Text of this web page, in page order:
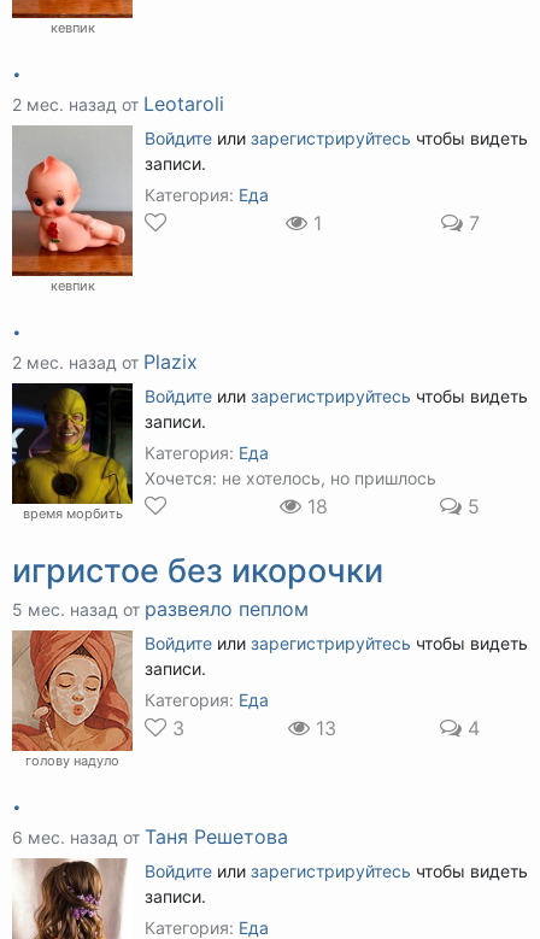
кевпик
.
2 мес. назад от Leotaroli
кевпик
Войдите или зарегистрируйтесь чтобы видеть
записи.
Категория: Еда
1 7
.
2 мес. назад от Plazix
время морбить
Войдите или зарегистрируйтесь чтобы видеть
записи.
Категория: Еда
Хочется: не хотелось, но пришлось
18 5
игристое без икорочки
5 мес. назад от развеяло пеплом
голову надуло
Войдите или зарегистрируйтесь чтобы видеть
записи.
Категория: Еда
3 13 4
.
6 мес. назад от Таня Решетова
Войдите или зарегистрируйтесь чтобы видеть
записи.
Категория: Еда